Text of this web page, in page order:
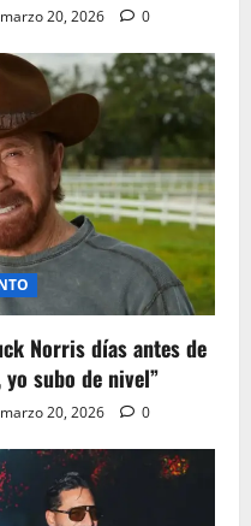
marzo 20, 2026 0
Norris días antes de
yo subo de nivel”
marzo 20, 2026 0